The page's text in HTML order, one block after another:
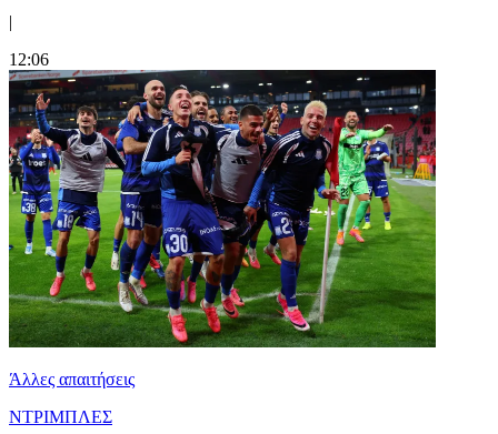
|
12:06
Άλλες απαιτήσεις
ΝΤΡΙΜΠΛΕΣ